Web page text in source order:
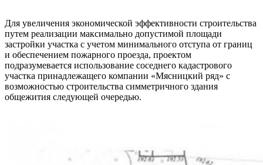
Для увеличения экономической эффективности строительства
путем реализации максимально допустимой площади
застройки участка с учетом минимального отступа от границ
и обеспечением пожарного проезда, проектом
подразумевается использование соседнего кадастрового
участка принадлежащего компании «Мясницкий ряд» с
возможностью строительства симметричного здания
общежития следующей очередью.